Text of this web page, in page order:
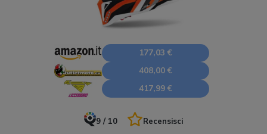
177,03 €
408,00 €
417,99 €
9 / 10 Recensisci